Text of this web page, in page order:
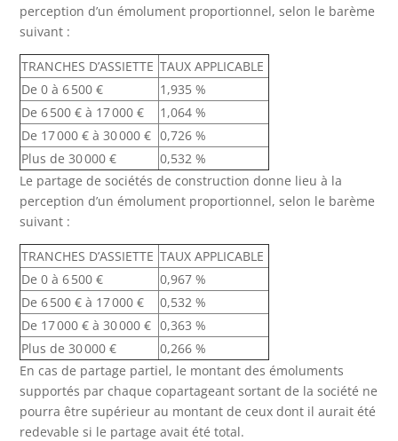
perception d’un émolument proportionnel, selon le barème
suivant :
TRANCHES D’ASSIETTE TAUX APPLICABLE
De 0 à 6 500 €
1,935 %
De 6 500 € à 17 000 €
1,064 %
De 17 000 € à 30 000 € 0,726 %
Plus de 30 000 €
0,532 %
Le partage de sociétés de construction donne lieu à la
perception d’un émolument proportionnel, selon le barème
suivant :
TRANCHES D’ASSIETTE TAUX APPLICABLE
De 0 à 6 500 €
0,967 %
De 6 500 € à 17 000 €
0,532 %
De 17 000 € à 30 000 € 0,363 %
Plus de 30 000 €
0,266 %
En cas de partage partiel, le montant des émoluments
supportés par chaque copartageant sortant de la société ne
pourra être supérieur au montant de ceux dont il aurait été
redevable si le partage avait été total.